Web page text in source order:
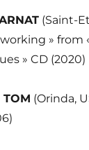
(Saint-
» from
» CD (2020)
TOM (Orinda,